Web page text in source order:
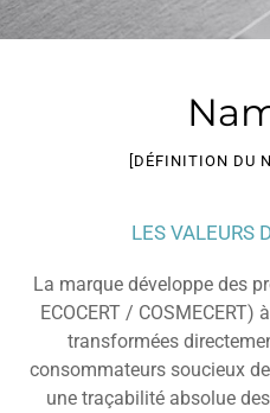
[DÉFINITION DU
LES VALEURS
La marque développe des
ECOCERT /
transformées
consommateurs soucieux
une traçabilité absolue